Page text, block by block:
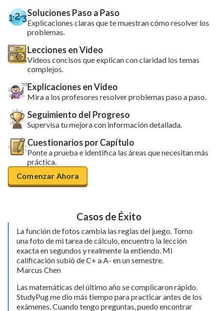
Soluciones Paso a Paso
Explicaciones claras que te muestran cómo resolver los
problemas.
Lecciones en Video
Videos concisos que explican con claridad los temas
complejos.
Explicaciones en Video
Mira a los profesores resolver problemas paso a paso.
Seguimiento del Progreso
Supervisa tu mejora con información detallada.
Cuestionarios por Capítulo
Ponte a prueba e identifica las áreas que necesitan más
práctica.
Comenzar Ahora
Casos de Éxito
La función de fotos cambia las reglas del juego. Tomo
una foto de mi tarea de cálculo, encuentro la lección
exacta en segundos y realmente la entiendo. Mi
calificación subió de C+ a A- en un semestre.
Marcus Chen
Las matemáticas del último año se complicaron rápido.
StudyPug me dio más tiempo para practicar antes de los
exámenes. Cuando tengo preguntas, puedo encontrar